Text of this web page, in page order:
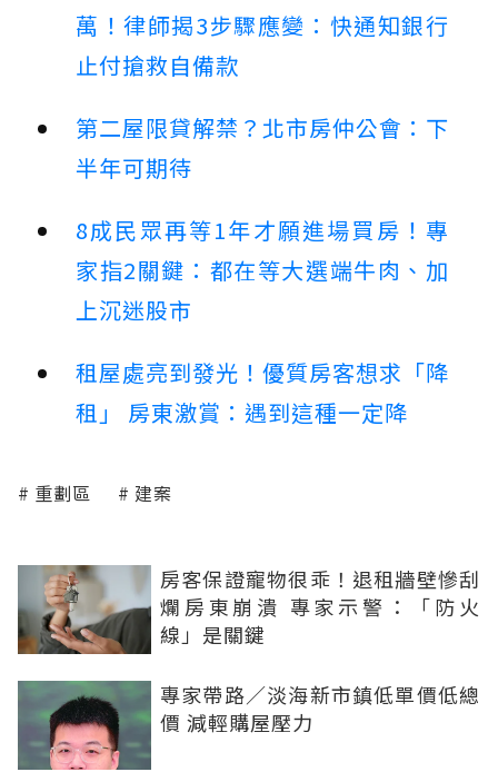
萬！律師揭3步驟應變：快通知銀行
止付搶救自備款
第二屋限貸解禁？北市房仲公會：下
半年可期待
8成民眾再等1年才願進場買房！專
家指2關鍵：都在等大選端牛肉、加
上沉迷股市
租屋處亮到發光！優質房客想求「降
租」 房東激賞：遇到這種一定降
重劃區 建案
房客保證寵物很乖！退租牆壁慘刮
爛房東崩潰 專家示警：「防火
線」是關鍵
專家帶路／淡海新市鎮低單價低總
價 減輕購屋壓力